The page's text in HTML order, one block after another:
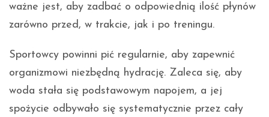
ważne jest, aby zadbać o odpowiednią ilość płynów
zarówno przed, w trakcie, jak i po treningu.
Sportowcy powinni pić regularnie, aby zapewnić
organizmowi niezbędną hydrację. Zaleca się, aby
woda stała się podstawowym napojem, a jej
spożycie odbywało się systematycznie przez cały